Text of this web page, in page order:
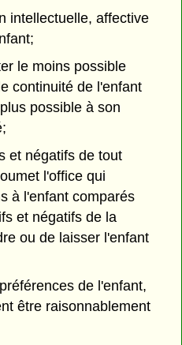
intellectuelle, affective
le moins possible
continuité de l'enfant
possible à son
et négatifs de tout
l'office qui
à l'enfant comparés
et négatifs de la
ou de laisser l'enfant
de l'enfant,
être raisonnablement